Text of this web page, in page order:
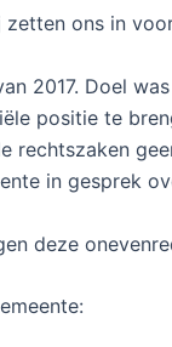
ons in
2017. Doel
positie te
rechtszaken
in gesprek
deze